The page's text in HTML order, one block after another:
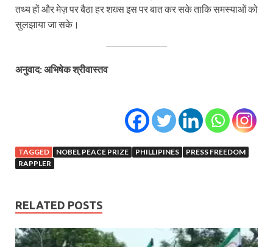
तथ्‍य हों और मेज़ पर बैठा हर शख्‍स इस पर बात कर सके ताकि समस्‍याओं को
सुलझाया जा सके।
अनुवाद: अभिषेक श्रीवास्तव
TAGGED NOBEL PEACE PRIZE PHILLIPINES
PRESS FREEDOM
RAPPLER
RELATED POSTS